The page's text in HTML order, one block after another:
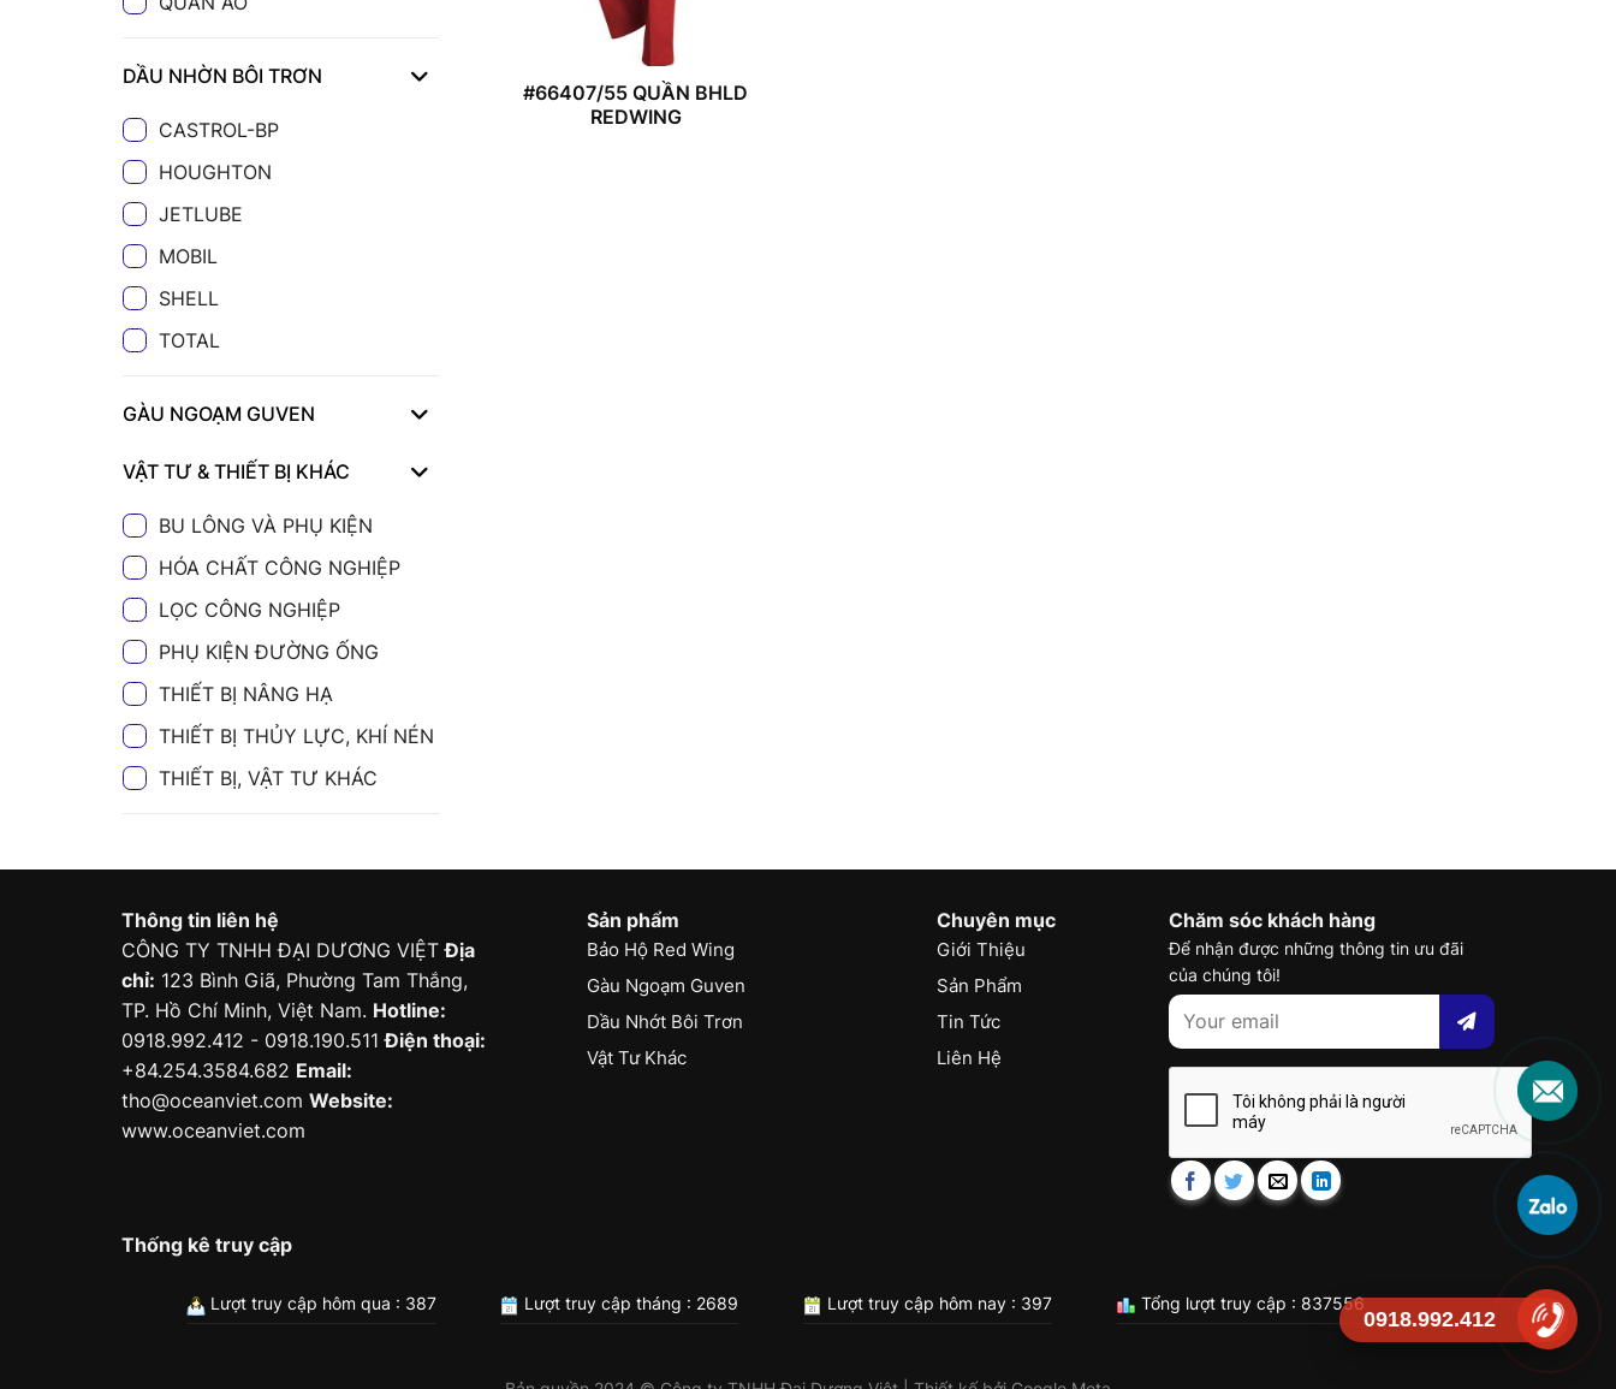
DẦU NHỜN BÔI TRƠN
CASTROL-BP
HOUGHTON
JETLUBE
MOBIL
SHELL
TOTAL
GÀU NGOẠM GUVEN
VẬT TƯ & THIẾT BỊ KHÁC
BU LÔNG VÀ PHỤ KIỆN
HÓA CHẤT CÔNG NGHIỆP
LỌC CÔNG NGHIỆP
PHỤ KIỆN ĐƯỜNG ỐNG
THIẾT BỊ NÂNG HẠ
THIẾT BỊ THỦY LỰC, KHÍ NÉN
THIẾT BỊ, VẬT TƯ KHÁC
#66407/55 QUẦN BHLD
REDWING
Thông tin liên hệ
CÔNG TY TNHH ĐẠI DƯƠNG VIỆTĐịa
chỉ: 123 Bình Giã, Phường Tam Thắng,
TP. Hồ Chí Minh, Việt Nam. Hotline:
0918.992.412 - 0918.190.511Điện thoại:
+84.254.3584.682 Email:
tho@oceanviet.com Website:
www.oceanviet.com
Sản phẩm
Bảo Hộ Red Wing
Gàu Ngoạm Guven
Dầu Nhớt Bôi Trơn
Vật Tư Khác
Chuyên mục
Giới Thiệu
Sản Phẩm
Tin Tức
Liên Hệ
Chăm sóc khách hàng
Để nhận được những thông tin ưu đãi
của chúng tôi!
Thống kê truy cập
Lượt truy cập hôm qua : 387 Lượt truy cập tháng : 2689 Lượt truy cập hôm nay : 397 Tổng lượt truy cập : 837556
0918.992.412